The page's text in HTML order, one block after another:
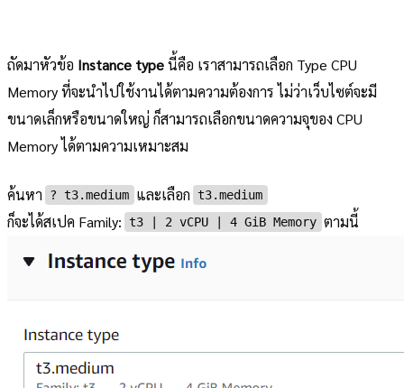
ถัดมาหัวข้อ Instance typeนี้คือ เราสามารถเลือก Type CPU
Memory ที่จะนำไปใช้งานได้ตามความต้องการ ไม่ว่าเว็บไซต์จะมี
ขนาดเล็กหรือขนาดใหญ่ ก็สามารถเลือกขนาดความจุของ CPU
Memory ได้ตามความเหมาะสม
ค้นหา ?︎ t3.medium และเลือก t3.medium
ก็จะได้สเปค Family: t3 | 2 vCPU | 4 GiB Memory ตามนี้